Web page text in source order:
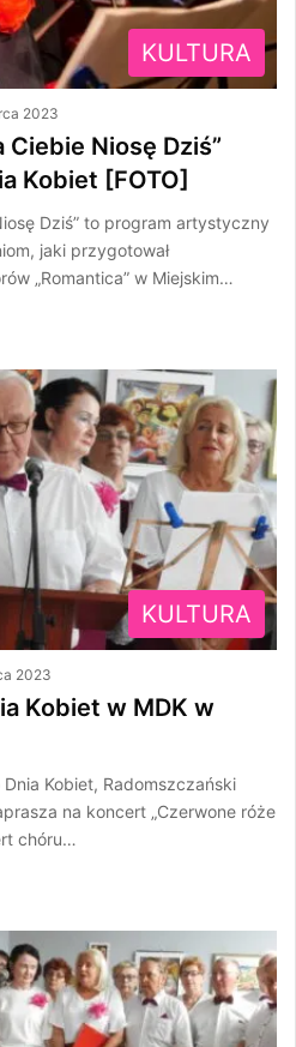
KULTURA
2023
Niosę Dziś”
Kobiet [FOTO]
Dziś” to program artystyczny
jaki przygotował
„Romantica” w Miejskim…
KULTURA
2023
Kobiet w MDK w
Kobiet, Radomszczański
na koncert „Czerwone róże
chóru…